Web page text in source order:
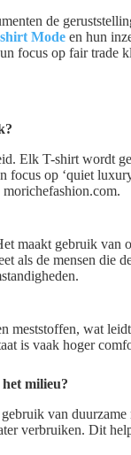
de
Mode en hun
focus op fair trade
Elk T-shirt wordt
op ‘quiet
maakt gebruik van
als de mensen die
meststoffen, wat
is vaak hoger
milieu?
van duurzame
verbruiken. Dit